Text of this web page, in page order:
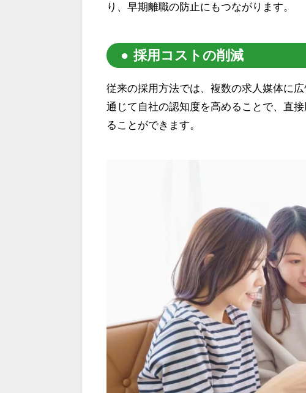
り、早期離職の防止にもつながります。
採用コストの削減
従来の採用方法では、複数の求人媒体に
通じて自社の認知度を高めることで、直
ることができます。